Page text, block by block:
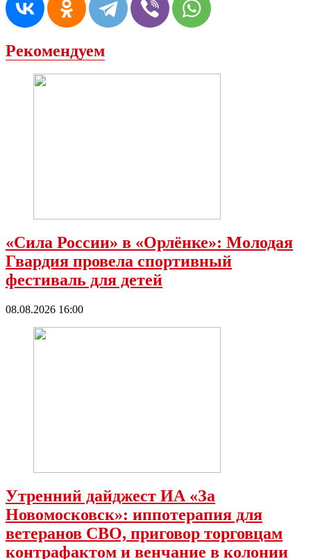
Рекомендуем
«Сила России» в «Орлёнке»: Молодая
Гвардия провела спортивный
фестиваль для детей
08.08.2026 16:00
Утренний дайджест ИА «За
Новомосковск»: иппотерапия для
ветеранов СВО, приговор торговцам
контрафактом и венчание в колонии